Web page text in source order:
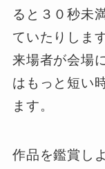
ると３０秒未
ていたりしま
来場者が会場
はもっと短い
ます。
作品を鑑賞し